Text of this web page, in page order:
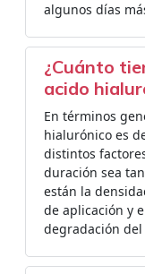
algunos días
¿Cuánto
acido
En términos
hialurónico es
distintos
duración sea
están la
de aplicación y
degradación